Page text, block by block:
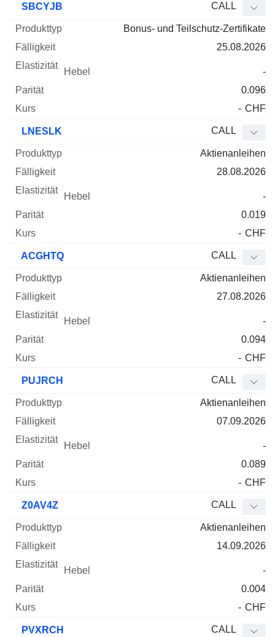
SBCYJB CALL
Bonus- und Teilschutz-Zertifikate
25.08.2026
-
0.096
- CHF
LNESLK CALL
Aktienanleihen
28.08.2026
-
0.019
- CHF
ACGHTQ CALL
Aktienanleihen
27.08.2026
-
0.094
- CHF
PUJRCH CALL
Aktienanleihen
07.09.2026
-
0.089
- CHF
Z0AV4Z CALL
Aktienanleihen
14.09.2026
-
0.004
- CHF
PVXRCH CALL